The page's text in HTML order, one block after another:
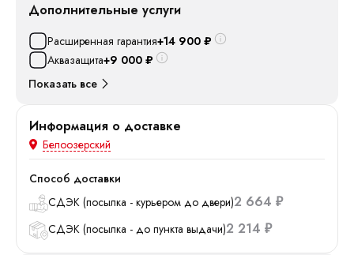
Дополнительные услуги
Расширенная гарантия+14 900 ₽
Аквазащита+9 000 ₽
Показать все
Информация о доставке
Белоозерский
Способ доставки
СДЭК (посылка - курьером до двери)2 664 ₽
СДЭК (посылка - до пункта выдачи)2 214 ₽